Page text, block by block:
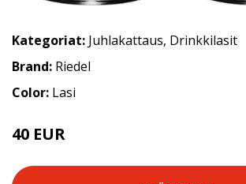
Kategoriat: Juhlakattaus, Drinkkilasit
Brand: Riedel
Color: Lasi
40 EUR